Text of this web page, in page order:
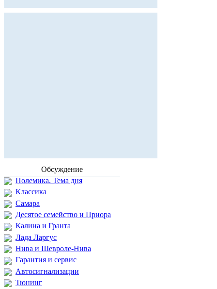
Обсуждение
Полемика. Тема дня
Классика
Самара
Десятое семейство и Приора
Калина и Гранта
Лада Ларгус
Нива и Шевроле-Нива
Гарантия и сервис
Автосигнализации
Тюнинг